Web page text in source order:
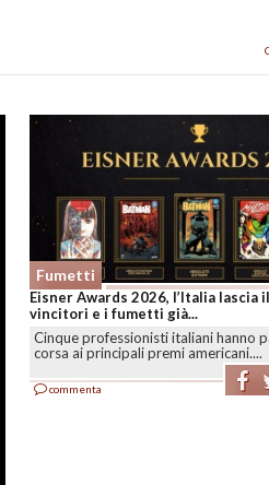
Fumetti
Eisner Awards 2026, l’Italia lascia
vincitori e i fumetti già...
Cinque professionisti italiani hanno
corsa ai principali premi americani....
commenta